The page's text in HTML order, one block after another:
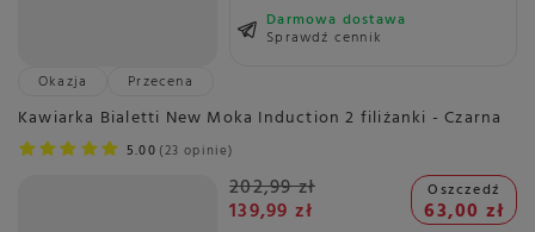
Darmowa dostawa
Sprawdź cennik
Okazja
Przecena
Kawiarka Bialetti New Moka Induction 2 filiżanki - Czarna
5.00 23 opinie
202,99 zł
139,99 zł
Oszczedź
63,00 zł